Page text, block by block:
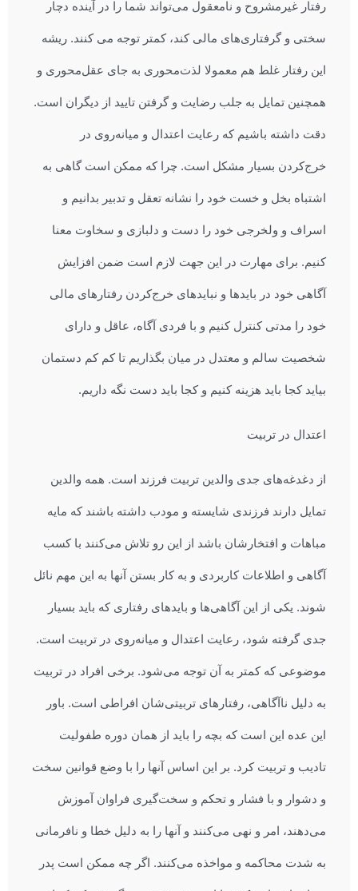
رفتار غیرمشروح و نامعقول می‌تواند شما را در آینده دچار
سختی و گرفتاری‌های مالی کند، کمتر توجه می کنند. ریشه
این رفتار غلط هم معمولا لذت‌محوری به جای عقل‌محوری و
همچنین تمایل به جلب رضایت و گرفتن تایید از دیگران است.
دقت داشته باشیم که رعایت اعتدال و میانه‌روی در
خرج‌کردن بسیار مشکل است. چرا که ممکن است گاهی به
اشتباه بخل و خست خود را نشانه تعقل و تدبیر بدانیم و
اسراف و ولخرجی خود را دست و دلبازی و سخاوت معنا
کنیم. برای مهارت در این جهت لازم است ضمن افزایش
آگاهی خود در بایدها و نبایدهای خرج‌کردن رفتارهای مالی
خود را مدتی کنترل کنیم و با فردی آگاه، عاقل و دارای
شخصیت سالم و معتدل در میان بگذاریم تا کم کم دستمان
بیاید کجا باید هزینه کنیم و کجا باید دست نگه داریم.
اعتدال در تربیت
از دغدغه‌های جدی والدین تربیت فرزند است. همه والدین
تمایل دارند فرزندی شایسته و مودب داشته باشند که مایه
مباهات و افتخارشان باشد از این رو تلاش می‌کنند با کسب
آگاهی و اطلاعات کاربردی و به کار بستن آنها به این مهم نائل
شوند. یکی از این آگاهی‌ها و بایدهای رفتاری که باید بسیار
جدی گرفته شود، رعایت اعتدال و میانه‌روی در تربیت است.
موضوعی که کمتر به آن توجه می‌شود. برخی افراد در تربیت
به دلیل ناآگاهی، رفتارهای تربیتی‌شان افراطی است. باور
این عده این است که بچه را باید از همان دوره طفولیت
تادیب و تربیت کرد. بر این اساس آنها را با وضع قوانین سخت
و دشوار و با فشار و تحکم و سخت‌گیری فراوان آموزش
می‌دهند، امر و نهی می‌کنند و آنها را به دلیل خطا و نافرمانی
به شدت محاکمه و مواخذه می‌کنند. اگر چه ممکن است پدر